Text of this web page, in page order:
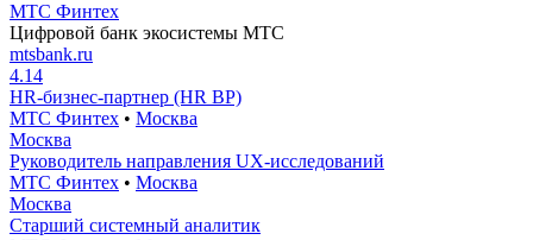
МТС Финтех
Цифровой банк экосистемы МТС
mtsbank.ru
4.14
HR-бизнес-партнер (HR BP)
МТС Финтех • Москва
Москва
Руководитель направления UX-исследований
МТС Финтех • Москва
Москва
Старший системный аналитик